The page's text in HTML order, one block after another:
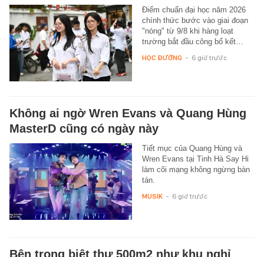
Điểm chuẩn đại học năm 2026
chính thức bước vào giai đoạn
"nóng" từ 9/8 khi hàng loạt
trường bắt đầu công bố kết…
HỌC ĐƯỜNG - 6 giờ trước
Không ai ngờ Wren Evans và Quang Hùng
MasterD cũng có ngày này
Tiết mục của Quang Hùng và
Wren Evans tại Tinh Hà Say Hi
làm cõi mạng không ngừng bàn
tán.
MUSIK - 6 giờ trước
Bên trong biệt thự 500m2 như khu nghỉ